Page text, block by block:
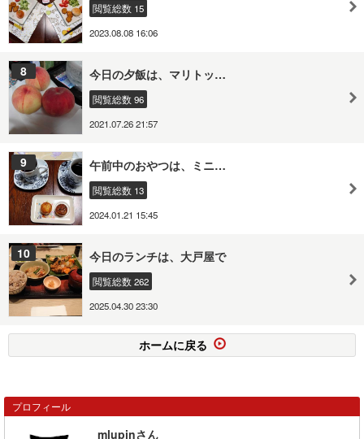
閲覧総数 15
2023.08.08 16:06
8 今日の夕飯は、マリトッ…
閲覧総数 96
2021.07.26 21:57
9 午前中のおやつは、ミニ…
閲覧総数 13
2024.01.21 15:45
10 今日のランチは、大戸屋で
閲覧総数 262
2025.04.30 23:30
ホームに戻る
プロフィール
mlupinさん